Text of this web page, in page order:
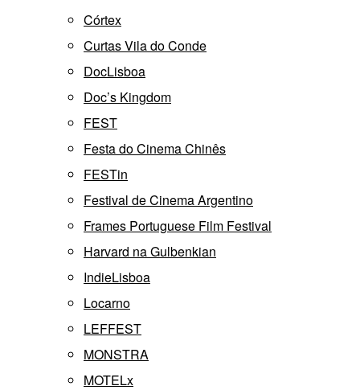
Córtex
Curtas Vila do Conde
DocLisboa
Doc’s Kingdom
FEST
Festa do Cinema Chinês
FESTin
Festival de Cinema Argentino
Frames Portuguese Film Festival
Harvard na Gulbenkian
IndieLisboa
Locarno
LEFFEST
MONSTRA
MOTELx